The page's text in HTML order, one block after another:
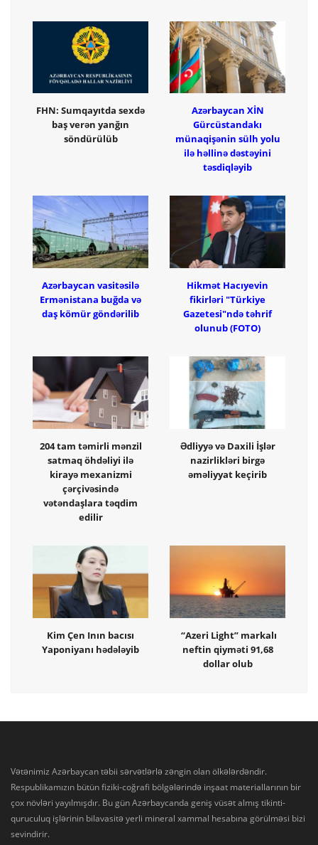
FHN: Sumqayıtda sexdə
baş verən yanğın
söndürülüb
Azərbaycan XİN
Gürcüstandakı
münaqişənin sülh yolu
ilə həllinə dəstəyini
təsdiqləyib
Azərbaycan vasitəsilə
Ermənistana buğda və
daş kömür göndərilib
Hikmət Hacıyevin
fikirləri "Türkiye
Gazetesi"ndə təhrif
olunub (FOTO)
204 tam təmirli mənzil
satmaq öhdəliyi ilə
kirayə mexanizmi
çərçivəsində
vətəndaşlara təqdim
edilir
Ədliyyə və Daxili İşlər
nazirlikləri birgə
əməliyyat keçirib
Kim Çen Inın bacısı
Yaponiyanı hədələyib
“Azeri Light” markalı
neftin qiyməti 91,68
dollar olub
Vətənimiz Azərbaycan təbii sərvətlərlə zəngin olan ölkələrdəndir.
Respublikamızın bütün fiziki-coğrafi bölgələrində inşaat materiallarının bir
çox növləri yayılmışdır. Bu gün Azərbaycanda geniş vüsət almış tikinti-
quruculuq işlərinin bilavasitə yerli mineral xammal hesabına görülməsi bizi
sevindirir.